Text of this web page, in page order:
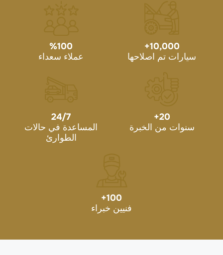
10,000
+
سيارات تم اصلاحها
100
%
عملاء سعداء
20
+
سنوات من الخبرة
24/7
المساعدة في حالات
الطوارئ
100
+
فنيين خبراء